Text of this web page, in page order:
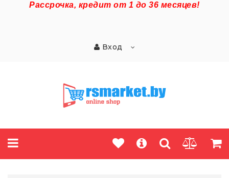
Рассрочка, кредит от 1 до 36 месяцев!
Вход